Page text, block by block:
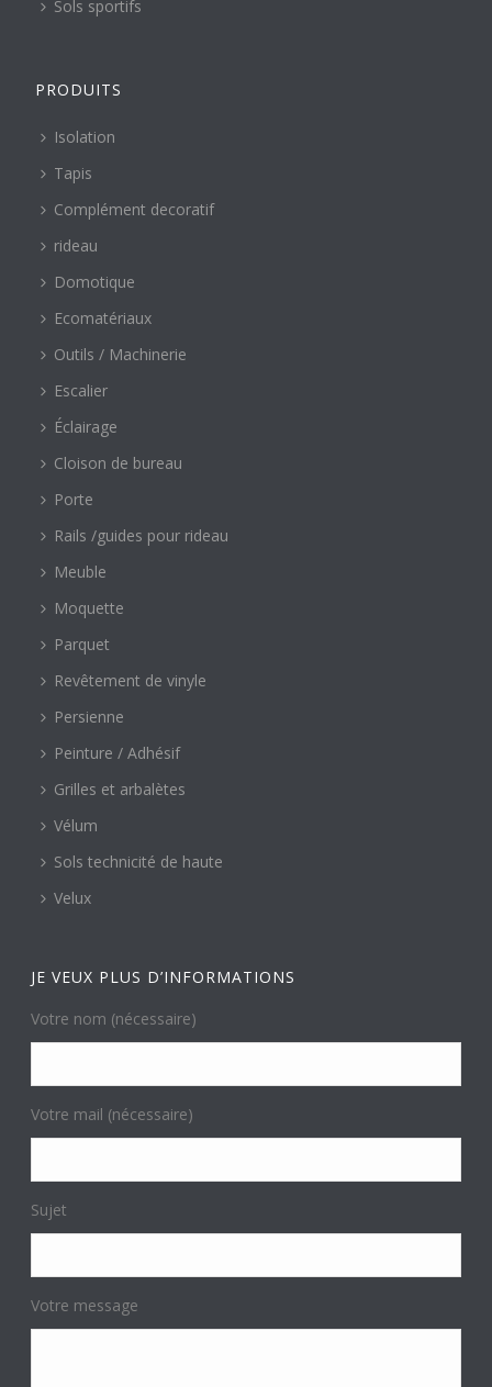
Sols sportifs
PRODUITS
Isolation
Tapis
Complément decoratif
rideau
Domotique
Ecomatériaux
Outils / Machinerie
Escalier
Éclairage
Cloison de bureau
Porte
Rails /guides pour rideau
Meuble
Moquette
Parquet
Revêtement de vinyle
Persienne
Peinture / Adhésif
Grilles et arbalètes
Vélum
Sols technicité de haute
Velux
JE VEUX PLUS D’INFORMATIONS
Votre nom (nécessaire)
Votre mail (nécessaire)
Sujet
Votre message